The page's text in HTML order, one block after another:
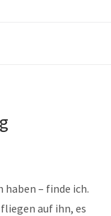
– finde ich.
auf ihn, es